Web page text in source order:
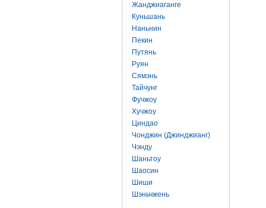
Жанджиаганге
Куньшань
Наньнин
Пекин
Путянь
Руян
Сямэнь
Тайчунг
Фучжоу
Хучжоу
Циндао
Чонджин (Джинджианг)
Чэнду
Шаньтоу
Шаосин
Шиши
Шэньчжень